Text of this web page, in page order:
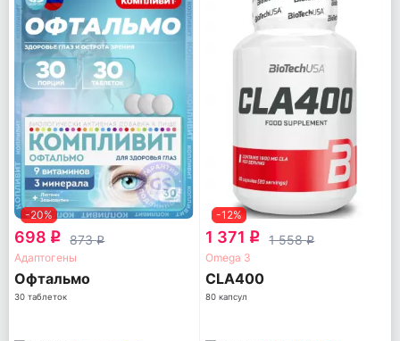
-20%
698 q 873q
Адаптогены
Офтальмо
30 таблеток
-12%
1 371 q 1 558q
Omega 3
CLA400
80 капсул